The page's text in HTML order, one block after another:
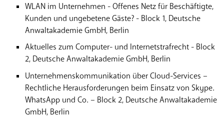
WLAN im Unternehmen - Offenes Netz für Beschäftigte,
Kunden und ungebetene Gäste? - Block 1, Deutsche
Anwaltakademie GmbH, Berlin
Aktuelles zum Computer- und Internetstrafrecht - Block
2, Deutsche Anwaltakademie GmbH, Berlin
Unternehmenskommunikation über Cloud-Services –
Rechtliche Herausforderungen beim Einsatz von Skype.
WhatsApp und Co. – Block 2, Deutsche Anwaltakademie
GmbH, Berlin